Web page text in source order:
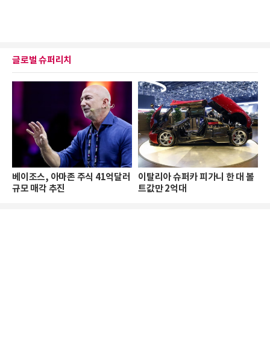
글로벌 슈퍼리치
베이조스, 아마존 주식 41억달러
규모 매각 추진
이탈리아 슈퍼카 피가니 한 대 볼
트값만 2억대